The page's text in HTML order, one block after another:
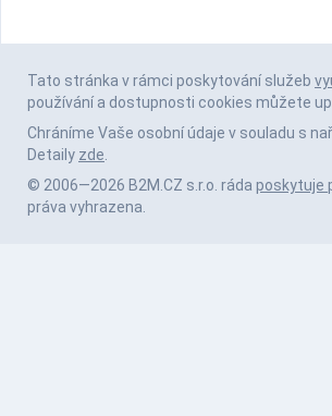
Tato stránka v rámci poskytování služeb
používání a dostupnosti cookies můžete
Chráníme Vaše osobní údaje v souladu s
Detaily zde.
© 2006—2026 B2M.CZ s.r.o. ráda poskytuje
práva vyhrazena.